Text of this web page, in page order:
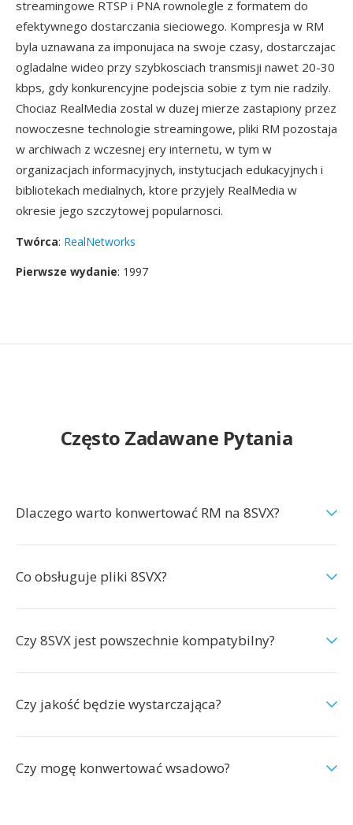
streamingowe RTSP i PNA rownolegle z formatem do
efektywnego dostarczania sieciowego. Kompresja w RM
byla uznawana za imponujaca na swoje czasy, dostarczajac
ogladalne wideo przy szybkosciach transmisji nawet 20-30
kbps, gdy konkurencyjne podejscia sobie z tym nie radzily.
Chociaz RealMedia zostal w duzej mierze zastapiony przez
nowoczesne technologie streamingowe, pliki RM pozostaja
w archiwach z wczesnej ery internetu, w tym w
organizacjach informacyjnych, instytucjach edukacyjnych i
bibliotekach medialnych, ktore przyjely RealMedia w
okresie jego szczytowej popularnosci.
Twórca: RealNetworks
Pierwsze wydanie: 1997
Często Zadawane Pytania
Dlaczego warto konwertować RM na 8SVX?
Co obsługuje pliki 8SVX?
Czy 8SVX jest powszechnie kompatybilny?
Czy jakość będzie wystarczająca?
Czy mogę konwertować wsadowo?